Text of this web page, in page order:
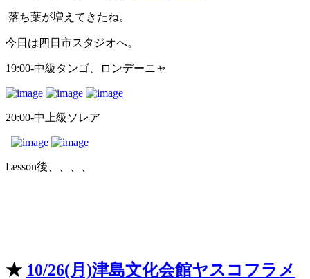
落ち葉が増えてきたね。
今日は四日市スタジオへ。
19:00-中級タンゴ、ロンデーニャ
20:00-中上級ソレア
Lesson後、、、、
★ 10/26(月)津島文化会館ヤスコフラメ